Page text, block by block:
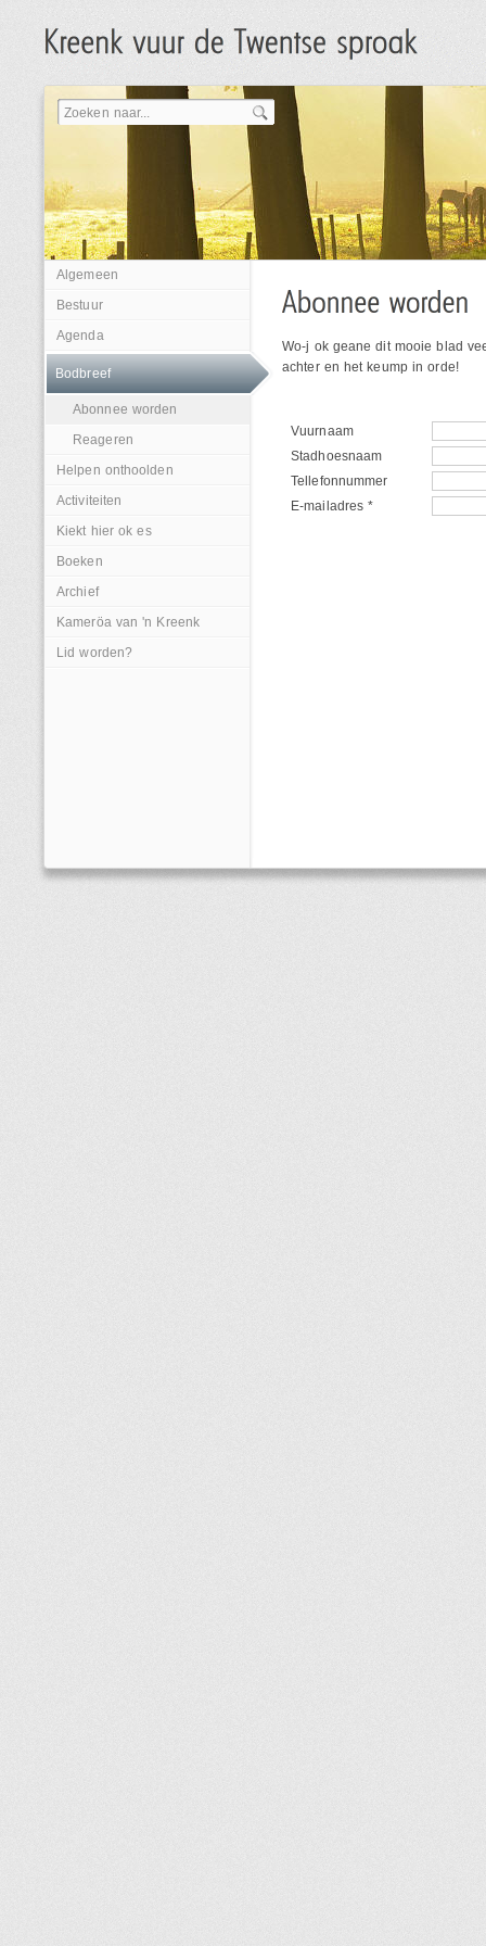
Algemeen
Bestuur
Agenda
Bodbreef
Abonnee worden
Reageren
Helpen onthoolden
Activiteiten
Kiekt hier ok es
Boeken
Archief
Kameröa van 'n Kreenk
Lid worden?
Wo-j ok geane dit mooie blad
achter en het keump in orde!
Vuurnaam
Stadhoesnaam
Tellefonnummer
E-mailadres *